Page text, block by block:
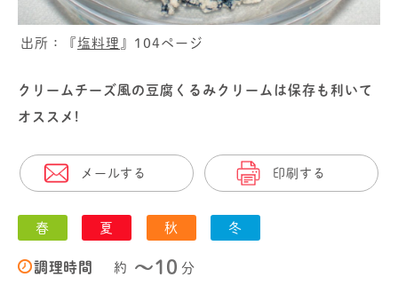
出所：『塩料理 』104ページ
クリームチーズ風の豆腐くるみクリームは保存も利いて
オススメ!
メールする 印刷する
春 夏 秋 冬
調理時間 約 〜10 分